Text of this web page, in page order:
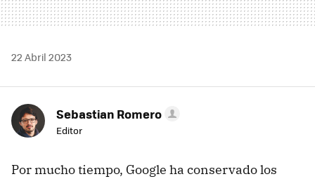
22 Abril 2023
Sebastian Romero
Editor
Por mucho tiempo, Google ha conservado los